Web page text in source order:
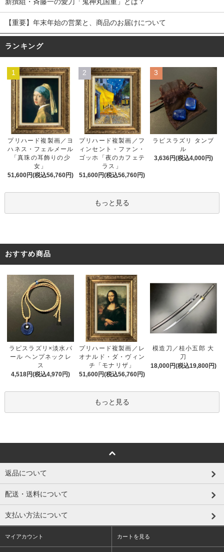
【重要】年末年始の営業と、商品のお届けについて
ランキング
1
プリハード複製画／ヨ
ハネス・フェルメール
「真珠の耳飾りの少
女」
51,600円(税込56,760円)
2
プリハード複製画／フ
ィンセント・ファン・
ゴッホ「夜のカフェテ
ラス」
51,600円(税込56,760円)
3
ラピスラズリ タンブ
ル
3,636円(税込4,000円)
もっと見る
おすすめ商品
ラピスラズリ×淡水パ
ール ヘンプネックレ
ス
4,518円(税込4,970円)
プリハード複製画／レ
オナルド・ダ・ヴィン
チ「モナリザ」
51,600円(税込56,760円)
模造刀／桂小五郎 大
刀
18,000円(税込19,800円)
もっと見る
返品について
配送・送料について
支払い方法について
マイアカウント カートを見る